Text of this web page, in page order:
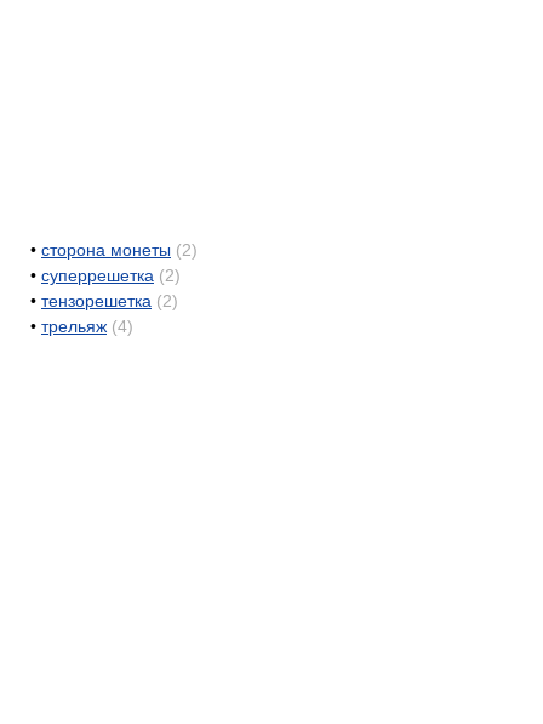
• сторона монеты (2)
• суперрешетка (2)
• тензорешетка (2)
• трельяж (4)